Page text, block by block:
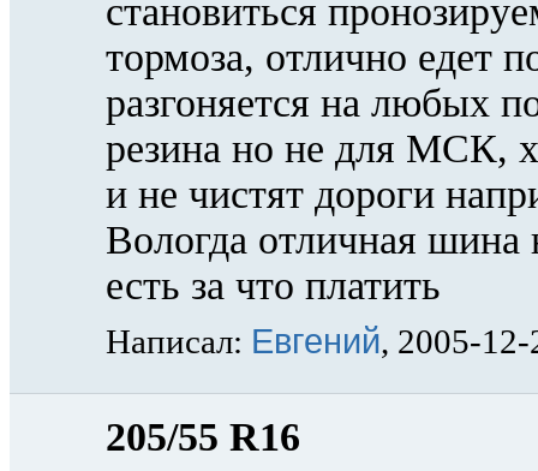
становиться
тормоза, отлично едет
разгоняется на любых
резина но не для МСК,
и не чистят дороги
Вологда отличная шина
есть за что платить
Написал: Евгений, 2005-12-
205/55 R16